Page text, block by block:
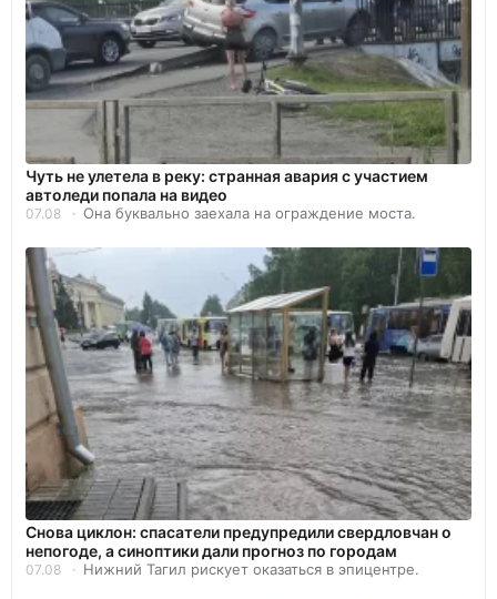
Чуть не улетела в реку: странная авария с участием
автоледи попала на видео
07.08 Она буквально заехала на ограждение моста.
Снова циклон: спасатели предупредили свердловчан о
непогоде, а синоптики дали прогноз по городам
07.08 Нижний Тагил рискует оказаться в эпицентре.